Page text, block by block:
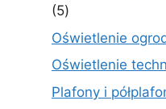
55
produktów
Oświetlenie
Oświetlenie
Plafony i